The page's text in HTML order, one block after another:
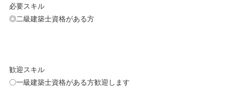
必要スキル
◎二級建築士資格がある方
歓迎スキル
〇一級建築士資格がある方歓迎します